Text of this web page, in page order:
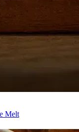
Melt